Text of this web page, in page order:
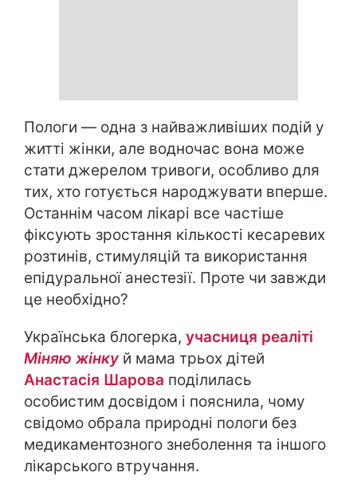
Пологи — одна з найважливіших подій у
житті жінки, але водночас вона може
стати джерелом тривоги, особливо для
тих, хто готується народжувати вперше.
Останнім часом лікарі все частіше
фіксують зростання кількості кесаревих
розтинів, стимуляцій та використання
епідуральної анестезії. Проте чи завжди
це необхідно?
Українська блогерка, учасниця реаліті
Міняю жінку й мама трьох дітей
Анастасія Шарова поділилась
особистим досвідом і пояснила, чому
свідомо обрала природні пологи без
медикаментозного знеболення та іншого
лікарського втручання.